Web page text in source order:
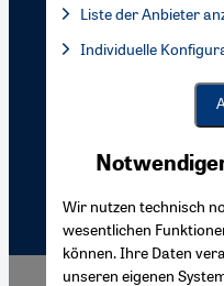
Wir nutzen technisch
wesentlichen
können. Ihre Daten
unseren eigenen
Liste der Anbieter
Facebook Embed /
Facebook Embed /
Google Maps Embed
Individuelle